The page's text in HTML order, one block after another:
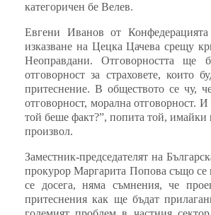
категоричен бе Велев.
Евгени Иванов от
изказване на Цецка Цачева срещу
Неоправдани. Отговорността ще
отговорност за страховете,
притеснение. В обществото се чу,
отговорност, морална отговорност.
той беше факт?”, попита той, имайки
произвол.
Заместник-председателят на
прокурор Маргарита Попова също се
се досега, няма съмнения, че
притеснения как ще бъдат